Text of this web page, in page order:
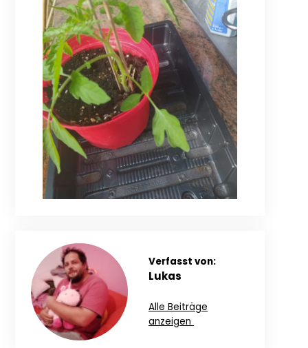
Verfasst von:
Lukas
Alle Beiträge
anzeigen